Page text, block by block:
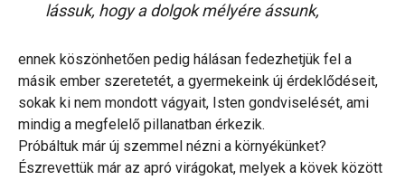
lássuk, hogy a dolgok mélyére ássunk,
ennek köszönhetően pedig hálásan fedezhetjük fel a
másik ember szeretetét, a gyermekeink új érdeklődéseit,
sokak ki nem mondott vágyait, Isten gondviselését, ami
mindig a megfelelő pillanatban érkezik.
Próbáltuk már új szemmel nézni a környékünket?
Észrevettük már az apró virágokat, melyek a kövek között